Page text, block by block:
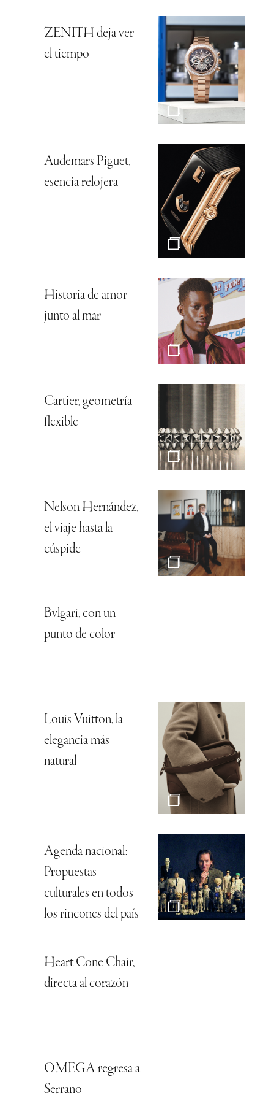
ZENITH deja ver
el tiempo
Audemars Piguet,
esencia relojera
Historia de amor
junto al mar
Cartier, geometría
flexible
Nelson Hernández,
el viaje hasta la
cúspide
Bvlgari, con un
punto de color
Louis Vuitton, la
elegancia más
natural
Agenda nacional:
Propuestas
culturales en todos
los rincones del país
Heart Cone Chair,
directa al corazón
OMEGA regresa a
Serrano